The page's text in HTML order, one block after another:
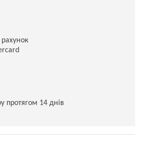
протягом 14 днів